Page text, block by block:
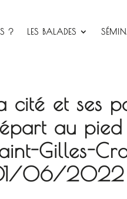
? LES BALADES
cité et ses
au
Gilles-
06/2022 -